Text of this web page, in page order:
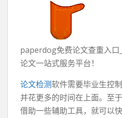
paperdog免费论文查重入口
论文一站式服务平台！
论文检测软件需要毕业生控
并花更多的时间在上面。至
借助一些辅助工具，就可以